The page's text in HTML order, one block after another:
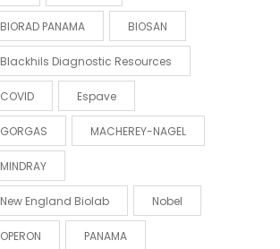
BIORAD PANAMA BIOSAN
Blackhils Diagnostic Resources
COVID Espave
GORGAS MACHEREY-NAGEL
MINDRAY
New England Biolab Nobel
OPERON PANAMA